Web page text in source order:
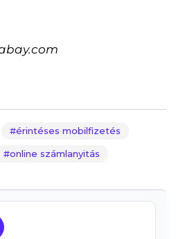
érintéses mobilfizetés
online számlanyitás